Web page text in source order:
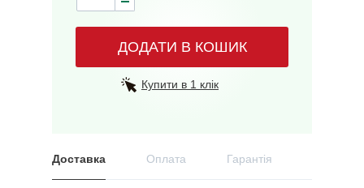
ДОДАТИ В КОШИК
Купити в 1 клік
Доставка Оплата Гарантія